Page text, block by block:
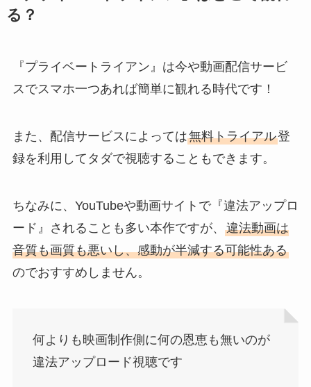
る？
『プライベートライアン』は今や動画配信サービ
スでスマホ一つあれば簡単に観れる時代です！
また、配信サービスによっては無料トライアル登
録を利用してタダで視聴することもできます。
ちなみに、YouTubeや動画サイトで『違法アップロ
ード』されることも多い本作ですが、 違法動画は
音質も画質も悪いし、感動が半減する可能性ある
のでおすすめしません。
何よりも映画制作側に何の恩恵も無いのが
違法アップロード視聴です